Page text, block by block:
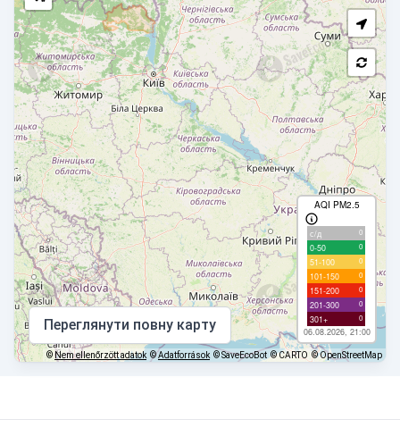
AQI PM2.5
с/д 0
0-50 0
51-100 0
101-150 0
151-200 0
201-300 0
301+ 0
06.08.2026, 21:00
Переглянути повну карту
© Nem ellenőrzött adatok ©Adatforrások © SaveEcoBot © CARTO © OpenStreetMap